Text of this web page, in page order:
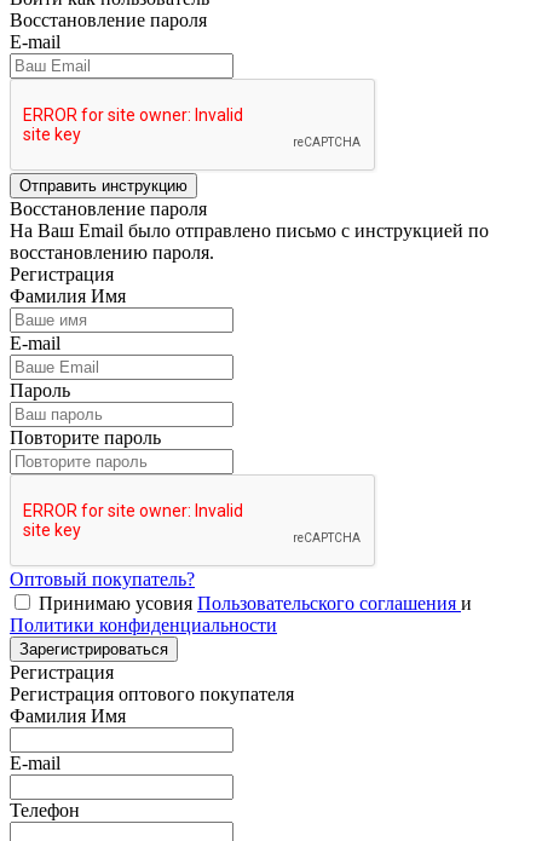
Восстановление пароля
E-mail
Отправить инструкцию
Восстановление пароля
На Ваш Email было отправлено письмо с инструкцией по
восстановлению пароля.
Регистрация
Фамилия Имя
E-mail
Пароль
Повторите пароль
Оптовый покупатель?
Принимаю усовия Пользовательского соглашения и
Политики конфиденциальности
Зарегистрироваться
Регистрация
Регистрация оптового покупателя
Фамилия Имя
E-mail
Телефон